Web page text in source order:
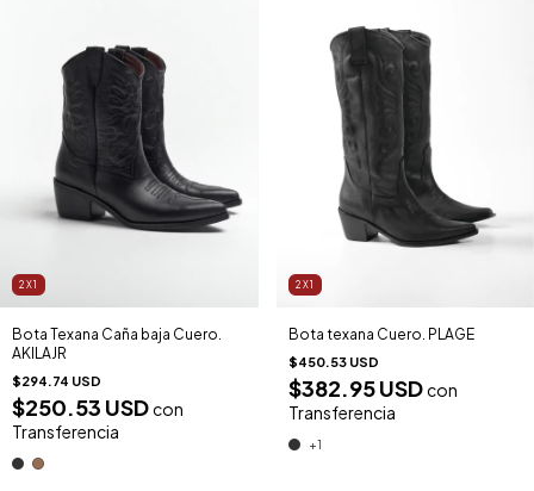
2X1
Bota Texana Caña baja Cuero.
AKILAJR
$294.74 USD
$250.53 USDcon
Transferencia
2X1
Bota texana Cuero. PLAGE
$450.53 USD
$382.95 USDcon
Transferencia
+1